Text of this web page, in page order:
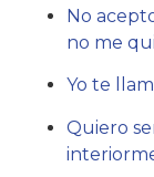
No
no me
Yo te
Quiero